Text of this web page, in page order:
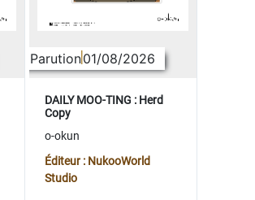
Parution01/08/2026
DAILY MOO-TING : Herd
Copy
o-okun
Éditeur : NukooWorld
Studio